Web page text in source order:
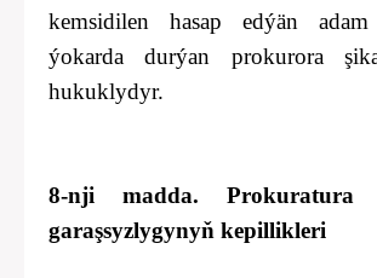
kemsidilen hasap edýän
ýokarda durýan prokurora
hukuklydyr.
8-nji madda. Prokuratura
garaşsyzlygynyň kepillikleri